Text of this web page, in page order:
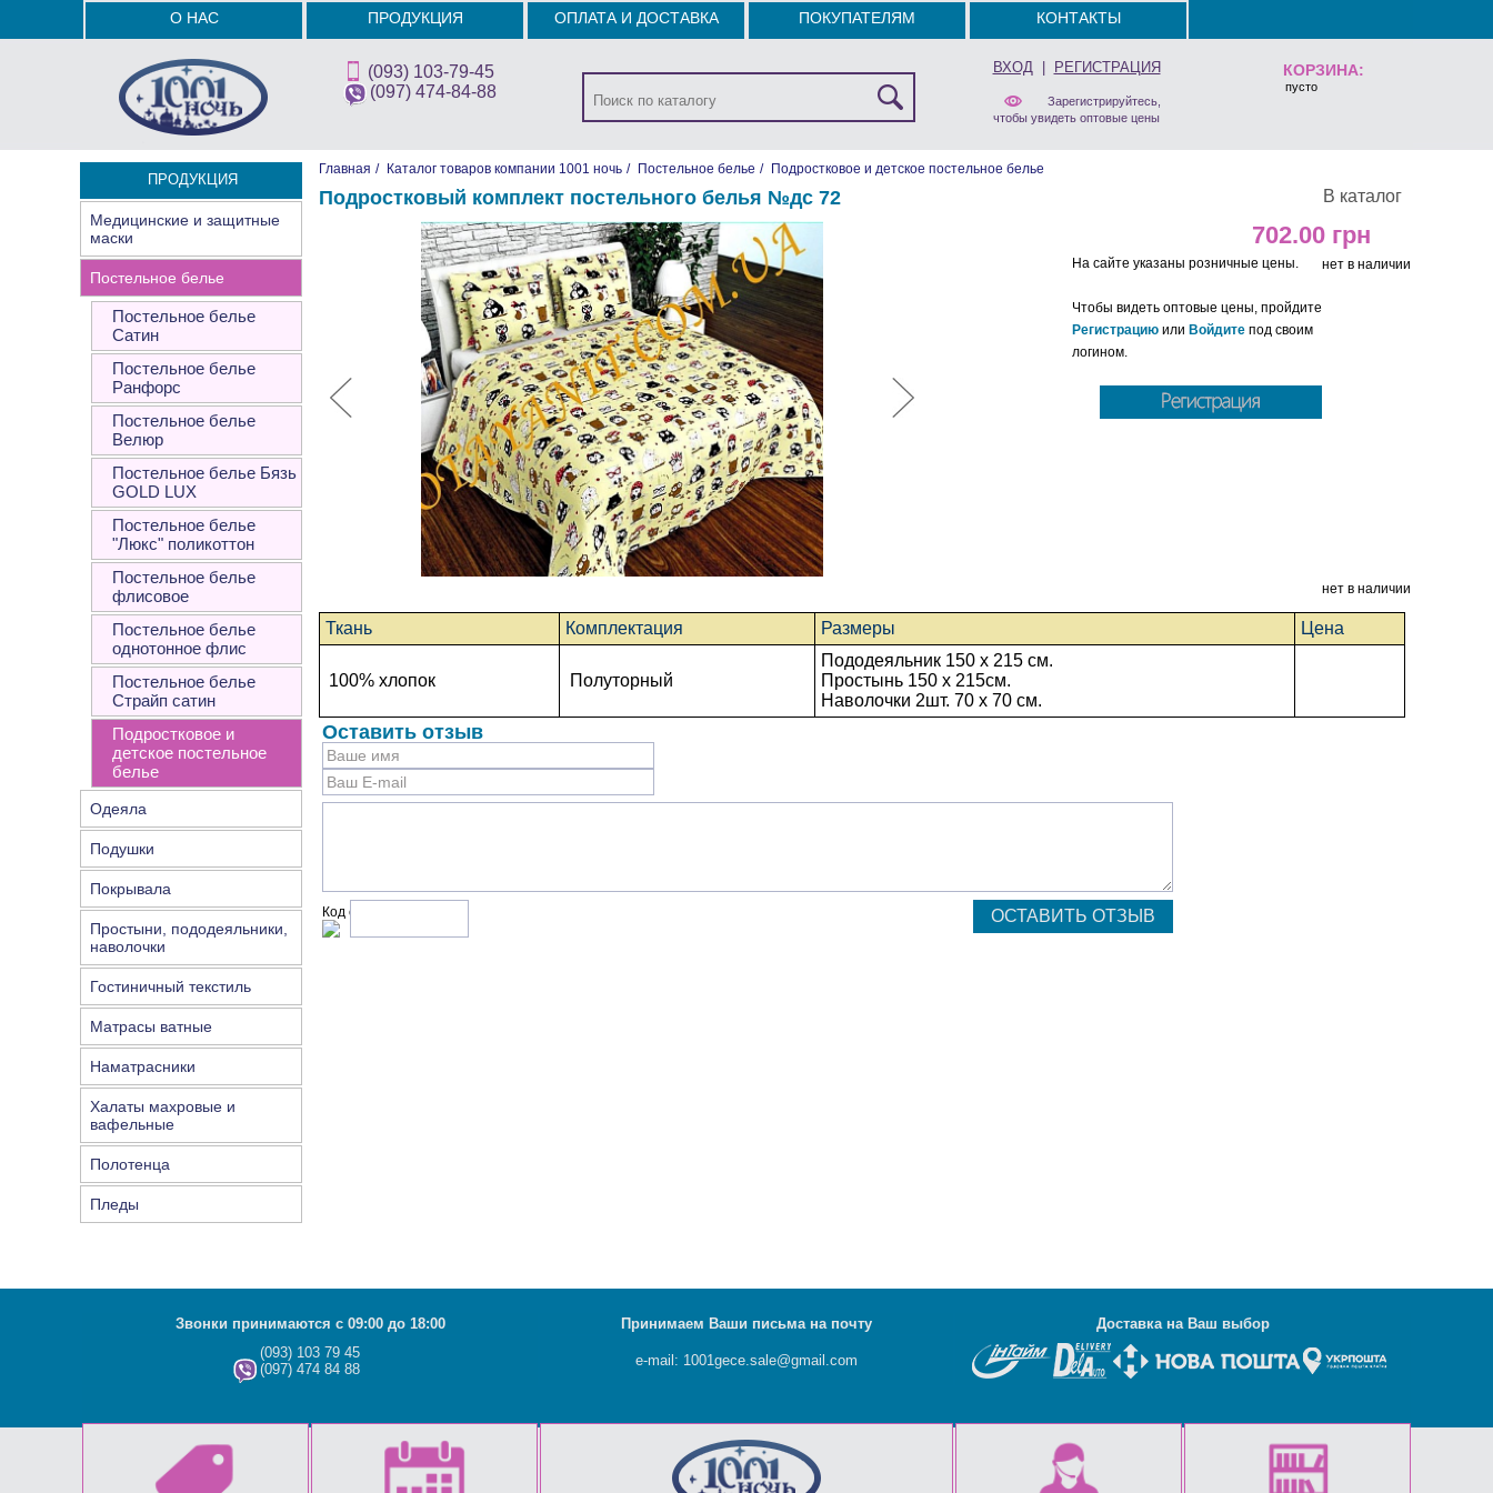
КОРЗИНА:
пусто
О НАС ПРОДУКЦИЯ ОПЛАТА И ДОСТАВКА ПОКУПАТЕЛЯМ КОНТАКТЫ
(093) 103-79-45
(097) 474-84-88
ВХОД| РЕГИСТРАЦИЯ
Зарегистрируйтесь,
чтобы увидеть оптовые цены
ПРОДУКЦИЯ
Медицинские и защитные
маски
Постельное белье
Постельное белье
Сатин
Постельное белье
Ранфорс
Постельное белье
Велюр
Постельное белье Бязь
GOLD LUX
Постельное белье
"Люкс" поликоттон
Постельное белье
флисовое
Постельное белье
однотонное флис
Постельное белье
Страйп сатин
Подростковое и
детское постельное
белье
Одеяла
Подушки
Покрывала
Простыни, пододеяльники,
наволочки
Гостиничный текстиль
Матрасы ватные
Наматрасники
Халаты махровые и
вафельные
Полотенца
Пледы
Главная / Каталог товаров компании 1001 ночь / Постельное белье / Подростковое и детское постельное белье
В каталог
Подростковый комплект постельного белья №дc 72
702.00
нет в наличии
На сайте указаны розничные цены.
Чтобы видеть оптовые цены, пройдите
Регистрацию или Войдите под своим
логином.
нет в наличии
Ткань Комплектация Размеры Цена
100% хлопок Полуторный
Пододеяльник 150 x 215 см.
Простынь 150 x 215см.
Наволочки 2шт. 70 х 70 см.
Оставить отзыв
Код с рисунка:
Звонки принимаются с 09:00 до 18:00 Принимаем Ваши письма на почту Доставка на Ваш выбор
(093) 103 79 45
(097) 474 84 88
e-mail: 1001gece.sale@gmail.com